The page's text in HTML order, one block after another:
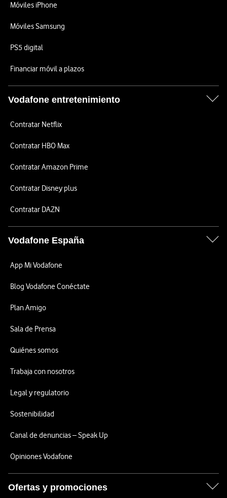
Móviles iPhone
Móviles Samsung
PS5 digital
Financiar móvil a plazos
Vodafone entretenimiento
Contratar Netflix
Contratar HBO Max
Contratar Amazon Prime
Contratar Disney plus
Contratar DAZN
Vodafone España
App Mi Vodafone
Blog Vodafone Conéctate
Plan Amigo
Sala de Prensa
Quiénes somos
Trabaja con nosotros
Legal y regulatorio
Sostenibilidad
Canal de denuncias – Speak Up
Opiniones Vodafone
Ofertas y promociones